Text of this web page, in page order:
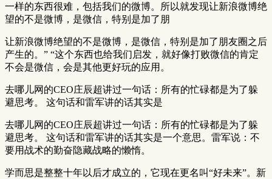
一样的东西很难，包括我们的微博。所以就发现让新浪微博绝
望的不是微博，是微信，特别是加了朋
让新浪微博绝望的不是微博，是微信，特别是加了朋友圈之后
产生的。” “这个东西也给我们启发，就好像打败微信的肯定
不会是微信，会是其他更好玩的应用。
去哪儿网的CEO庄辰超讲过一句话：所有的忙碌都是为了躲
避思考。 这句话和雷军讲的话其实是
去哪儿网的CEO庄辰超讲过一句话：所有的忙碌都是为了躲
避思考。 这句话和雷军讲的话其实是一个意思。雷军说：不
要用战术的勤奋隐藏战略的懒惰。
学而思是整整十年以后才成立的，它现在更名叫“好未来”。新